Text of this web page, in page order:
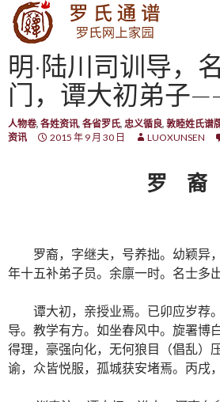
SKIP TO CONTENT
明·陆川司训导，
门，谭大初弟子
人物卷, 各姓资讯, 各省罗氏, 忠义循良, 敦睦姓氏谱
资讯
2015 年 9 月 30 日 LUOXUNSEN
罗 裔
罗裔，字继夫，号养拙。幼颖异
年十五补弟子员。余廪一时。名士多出
谭大初，亲授业焉。已卯应岁荐
导。教学有方。如坐春风中。旋署博
得理，豪强向化，无何狼目（倡乱）
谕，众皆悦服，孤城获安堵焉。丙戌